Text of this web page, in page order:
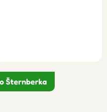
Šternberka